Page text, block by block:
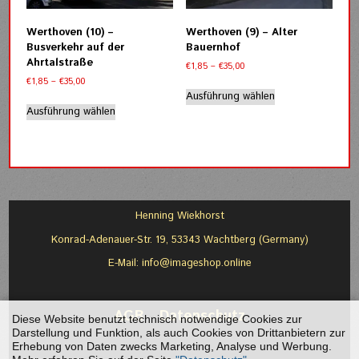
auf
gewählt
Produktseite
Werthoven (10) –
Busverkehr auf der
Ahrtalstraße
€1,85 –€35,00Preisspanne:
bis
€35,00
Ausführung wählen
Varianten
Optionen
auf
der
werden
Werthoven (9) – Alter
Bauernhof
€1,85 – €35,00Preisspanne:
bis
€35,00
Ausführung wählenProdukt
auf.
Optionen
der
Henning Wiekhorst
Konrad-Adenauer-Str. 19, 53343 Wachtberg (Germany)
E-Mail: info@imageshop.online
AGB-Datenschutz
Diese Website benutzt technisch notwendige Cookies zur
Darstellung und Funktion, als auch Cookies von Drittanbietern zur
Erhebung von Daten zwecks Marketing, Analyse und Werbung.